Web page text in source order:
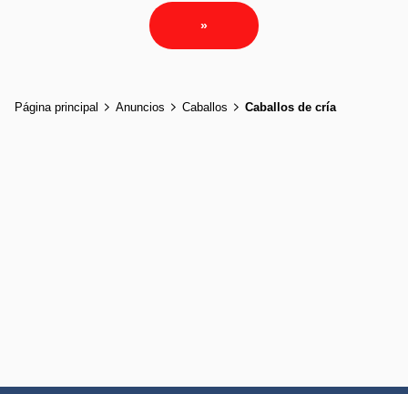
»
Página principal Anuncios Caballos Caballos de cría